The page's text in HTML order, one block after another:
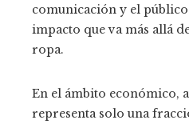
comunicación y el
impacto que va más allá
ropa.
En el ámbito económico,
representa solo una